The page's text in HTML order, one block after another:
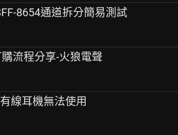
8654通道拆分簡易測試
流程分享-火狼電聲
線耳機無法使用